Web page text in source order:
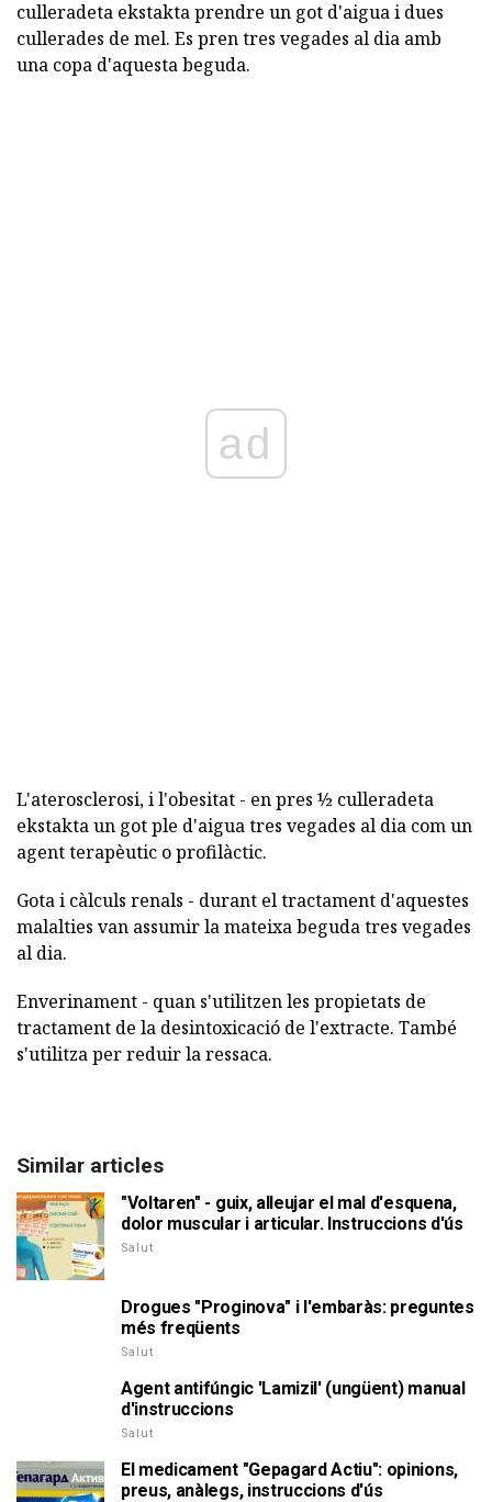
culleradeta ekstakta prendre un got d'aigua i dues
cullerades de mel. Es pren tres vegades al dia amb
una copa d'aquesta beguda.
ad
L'aterosclerosi, i l'obesitat - en pres ½ culleradeta
ekstakta un got ple d'aigua tres vegades al dia com un
agent terapèutic o profilàctic.
Gota i càlculs renals - durant el tractament d'aquestes
malalties van assumir la mateixa beguda tres vegades
al dia.
Enverinament - quan s'utilitzen les propietats de
tractament de la desintoxicació de l'extracte. També
s'utilitza per reduir la ressaca.
Similar articles
"Voltaren" - guix, alleujar el mal d'esquena,
dolor muscular i articular. Instruccions d'ús
Salut
Drogues "Proginova" i l'embaràs: preguntes
més freqüents
Salut
Agent antifúngic 'Lamizil' (ungüent) manual
d'instruccions
Salut
El medicament "Gepagard Actiu": opinions,
preus, anàlegs, instruccions d'ús